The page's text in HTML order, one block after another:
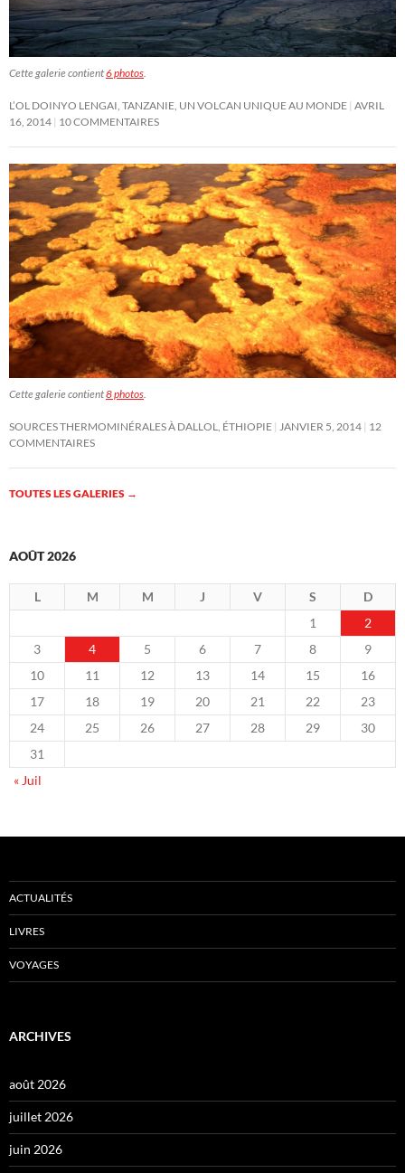
Cette galerie contient6 photos
L’OL DOINYO LENGAI, TANZANIE, UN VOLCAN UNIQUE AU MONDE AVRIL
16, 2014 10 COMMENTAIRES
Cette galerie contient8 photos
SOURCES THERMOMINÉRALES À DALLOL, ÉTHIOPIE JANVIER 5, 2014 12
COMMENTAIRES
TOUTES LES GALERIES →
AOÛT 2026
L M M J V S
D
1
2
3
4 5 6 7 8
9
10
11 12 13 14 15
16
17
18 19 20 21 22
23
24
25 26 27 28 29
30
31
« Juil
ACTUALITÉS
LIVRES
VOYAGES
ARCHIVES
août 2026
juillet 2026
juin 2026